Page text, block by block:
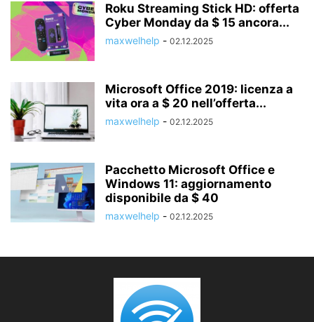
Roku Streaming Stick HD: offerta
Cyber Monday da $ 15 ancora...
maxwelhelp - 02.12.2025
Microsoft Office 2019: licenza a
vita ora a $ 20 nell’offerta...
maxwelhelp - 02.12.2025
Pacchetto Microsoft Office e
Windows 11: aggiornamento
disponibile da $ 40
maxwelhelp - 02.12.2025